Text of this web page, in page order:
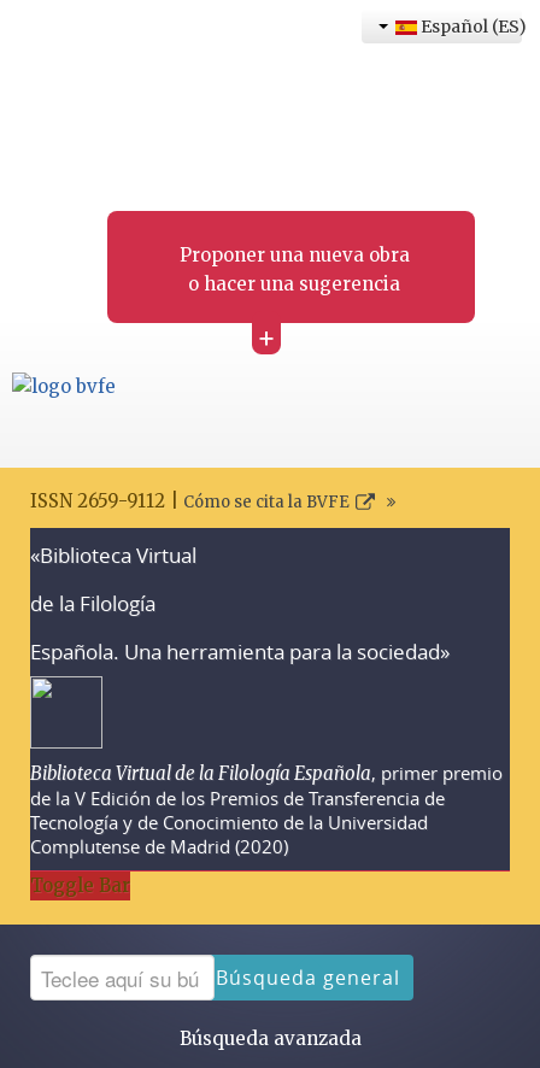
Proponer una nueva obra
o hacer una sugerencia
+
Español (ES)
ISSN 2659-9112 | Cómo se cita la BVFE
«Biblioteca Virtual
de la Filología
Española. Una herramienta para la sociedad»
Biblioteca Virtual de la Filología Española, primer premio
de la V Edición de los Premios de Transferencia de
Tecnología y de Conocimiento de la Universidad
Complutense de Madrid (2020)
Toggle Bar
Búsqueda general
Búsqueda avanzada